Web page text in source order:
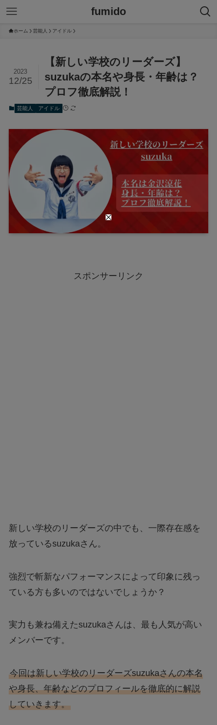
fumido
ホーム 芸能人 アイドル
【新しい学校のリーダーズ】
suzukaの本名や身長・年齢は？
プロフ徹底解説！
2023
12/25
芸能人 アイドル
スポンサーリンク
新しい学校のリーダーズの中でも、一際存在感を
放っているsuzukaさん。
強烈で斬新なパフォーマンスによって印象に残っ
ている方も多いのではないでしょうか？
実力も兼ね備えたsuzukaさんは、最も人気が高い
メンバーです。
今回は新しい学校のリーダーズsuzukaさんの本名
や身長、年齢などのプロフィールを徹底的に解説
していきます。